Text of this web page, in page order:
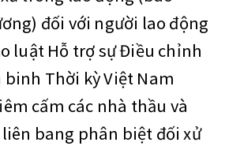
đối với người lao động
luật Hỗ trợ sự Điều chỉnh
binh Thời kỳ Việt Nam
cấm các nhà thầu và
bang phân biệt đối xử